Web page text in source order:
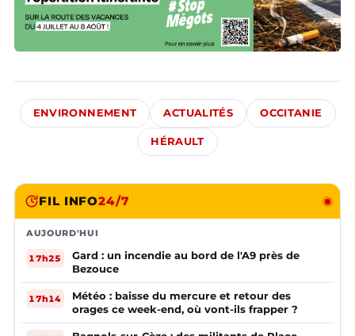
ENVIRONNEMENT ACTUALITÉS OCCITANIE
HÉRAULT
FIL INFO24/7
AUJOURD'HUI
17h25
Gard : un incendie au bord de l'A9 près de
Bezouce
17h14
Météo : baisse du mercure et retour des
orages ce week-end, où vont-ils frapper ?